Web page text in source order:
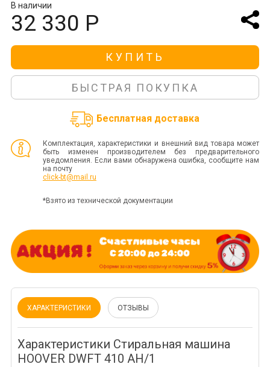
В наличии
32 330 Р
КУПИТЬ
БЫСТРАЯ ПОКУПКА
Бесплатная доставка
Комплектация, характеристики и внешний вид товара может
быть изменен производителем без предварительного
уведомления. Если вами обнаружена ошибка, сообщите нам
на почту
click-bt@mail.ru
*Взято из технической документации
ХАРАКТЕРИСТИКИ ОТЗЫВЫ
Характеристики Стиральная машина
HOOVER DWFT 410 AH/1